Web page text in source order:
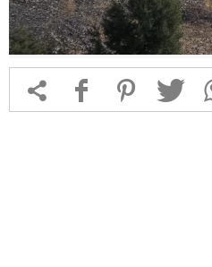
 f 1 T